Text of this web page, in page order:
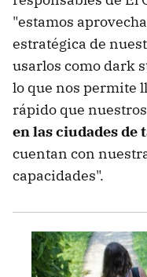
"estamos
estratégica de
usarlos como dark
lo que nos permite
rápido que
en las ciudades de
cuentan con
capacidades".